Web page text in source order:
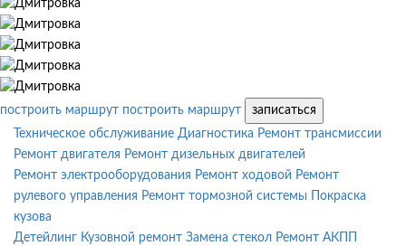
построить маршрут построить маршрут
записаться
Техническое обслуживание Диагностика Ремонт трансмиссии
Ремонт двигателя Ремонт дизельных двигателей
Ремонт электрооборудования Ремонт ходовой Ремонт
рулевого управления Ремонт тормозной системы
Покраска
кузова
Детейлинг Кузовной ремонт Замена стекол Ремонт АКПП